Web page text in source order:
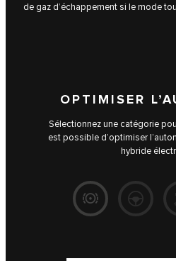
de gaz d’échappement si le mode
OPTIMISER
Sélectionnez une catégorie
est possible d’optimiser
hybride